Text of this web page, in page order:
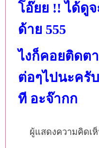
โอ๊ยย !! ได้ดู
ด้าย 555
ไงก็คอยติดต
ต่อๆไปนะครั
ที อะจ๊ากก
ผู้แสดงความคิดเ